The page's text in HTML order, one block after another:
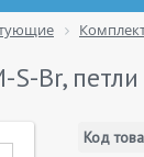
S-Br,
Код